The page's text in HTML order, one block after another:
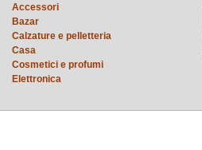
Accessori
Bazar
Calzature e pelletteria
Casa
Cosmetici e profumi
Elettronica